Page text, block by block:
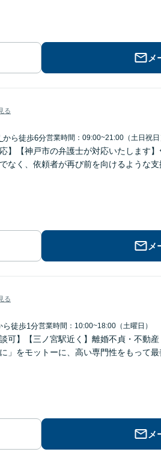
メ
る
から徒歩6分営業時間：09:00~21:00（土日祝日
】【神戸市の弁護士が対応いたします
なく、依頼者が再び前を向けるような
メ
る
ら徒歩1分営業時間：10:00~18:00（土曜日）
可】【三ノ宮駅近く】離婚不貞・不動
」をモットーに、高い専門性をもって
メ